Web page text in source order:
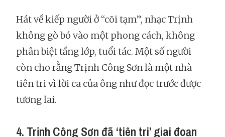
Hát về kiếp người ở “cõi tạm”, nhạc Trịnh
không gò bó vào một phong cách, không
phân biệt tầng lớp, tuổi tác. Một số người
còn cho rằng Trịnh Công Sơn là một nhà
tiên tri vì lời ca của ông như đọc trước được
tương lai.
4. Trịnh Công Sơn đã ‘tiên tri’ giai đoạn